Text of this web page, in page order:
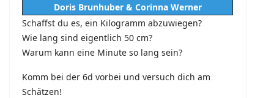
Doris Brunhuber & Corinna Werner
Schaffst du es, ein Kilogramm abzuwiegen?
Wie lang sind eigentlich 50 cm?
Warum kann eine Minute so lang sein?
Komm bei der 6d vorbei und versuch dich am
Schätzen!